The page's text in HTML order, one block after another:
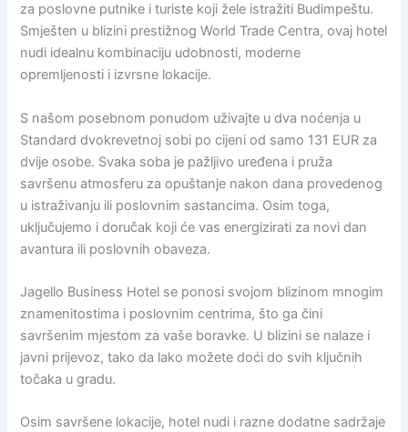
za poslovne putnike i turiste koji žele istražiti Budimpeštu.
Smješten u blizini prestižnog World Trade Centra, ovaj hotel
nudi idealnu kombinaciju udobnosti, moderne
opremljenosti i izvrsne lokacije.
S našom posebnom ponudom uživajte u dva noćenja u
Standard dvokrevetnoj sobi po cijeni od samo 131 EUR za
dvije osobe. Svaka soba je pažljivo uređena i pruža
savršenu atmosferu za opuštanje nakon dana provedenog
u istraživanju ili poslovnim sastancima. Osim toga,
uključujemo i doručak koji će vas energizirati za novi dan
avantura ili poslovnih obaveza.
Jagello Business Hotel se ponosi svojom blizinom mnogim
znamenitostima i poslovnim centrima, što ga čini
savršenim mjestom za vaše boravke. U blizini se nalaze i
javni prijevoz, tako da lako možete doći do svih ključnih
točaka u gradu.
Osim savršene lokacije, hotel nudi i razne dodatne sadržaje